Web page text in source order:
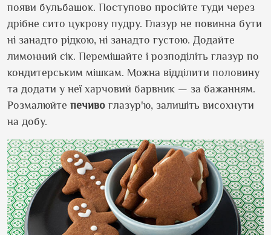
появи бульбашок. Поступово просійте туди через
дрібне сито цукрову пудру. Глазур не повинна бути
ні занадто рідкою, ні занадто густою. Додайте
лимонний сік. Перемішайте і розподіліть глазур по
кондитерським мішкам. Можна відділити половину
та додати у неї харчовий барвник — за бажанням.
Розмалюйте печиво глазур'ю, залишіть висохнути
на добу.